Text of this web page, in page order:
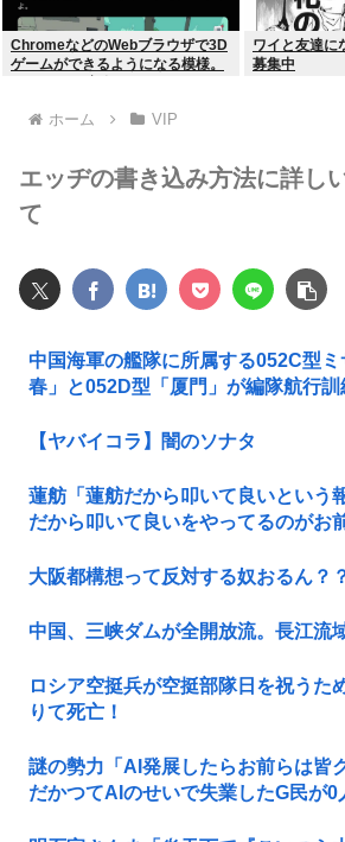
ChromeなどのWebブラウザで3D
ゲームができるようになる模様。
ワイと友達に
募集中
ホーム VIP
エッヂの書き込み方法に詳し
て
中国海軍の艦隊に所属する052C型
春」と052D型「厦門」が編隊航行訓
【ヤバイコラ】闇のソナタ
蓮舫「蓮舫だから叩いて良いとい
だから叩いて良いをやってるのがお
大阪都構想って反対する奴おるん？
中国、三峡ダムが全開放流。長江流
ロシア空挺兵が空挺部隊日を祝うた
りて死亡！
謎の勢力「AI発展したらお前らは皆
だかつてAIのせいで失業したG民が0